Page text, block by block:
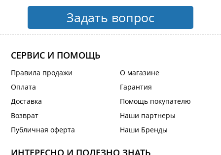
Задать вопрос
СЕРВИС И ПОМОЩЬ
Правила продажи
Оплата
Доставка
Возврат
Публичная оферта
О магазине
Гарантия
Помощь покупателю
Наши партнеры
Наши Бренды